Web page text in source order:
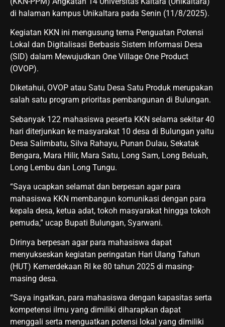
di halaman kampus Unikaltara pada Senin (11/8/2025).
Kegiatan KKN ini mengusung tema Penguatan Potensi
Lokal dan Digitalisasi Berbasis Sistem Informasi Desa
(SID) dalam Mewujudkan One Village One Product
(OVOP).
Diketahui, OVOP atau Satu Desa Satu Produk merupakan
salah satu program prioritas pembangunan di Bulungan.
Sebanyak 122 mahasiswa peserta KKN selama sekitar 40
hari diterjunkan ke masyarakat 10 desa di Bulungan yaitu
Desa Salimbatu, Silva Rahayu, Punan Dulau, Sekatak
Bengara, Mara Hilir, Mara Satu, Long Sam, Long Beluah,
Long Lembu dan Long Tungu.
“Saya ucapkan selamat dan berpesan agar para
mahasiswa KKN membangun komunikasi dengan para
kepala desa, ketua adat, tokoh masyarakat hingga tokoh
pemuda,” ucap Bupati Bulungan, Syarwani.
Dirinya berpesan agar para mahasiswa dapat
menyukseskan kegiatan peringatan Hari Ulang Tahun
(HUT) Kemerdekaan RI ke 80 tahun 2025 di masing-
masing desa.
“Saya ingatkan, para mahasiswa dengan kapasitas serta
kompetensi ilmu yang dimiliki diharapkan dapat
menggali serta menguatkan potensi lokal yang dimiliki